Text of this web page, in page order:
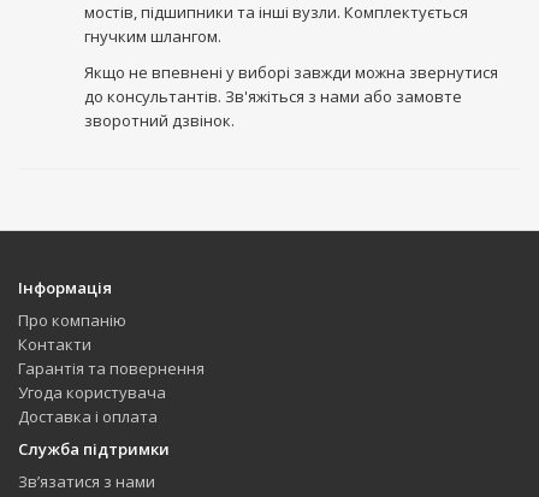
мостів, підшипники та інші вузли. Комплектується
гнучким шлангом.
Якщо не впевнені у виборі завжди можна звернутися
до консультантів. Зв'яжіться з нами або замовте
зворотний дзвінок.
Інформація
Про компанію
Контакти
Гарантія та повернення
Угода користувача
Доставка і оплата
Служба підтримки
Зв’язатися з нами